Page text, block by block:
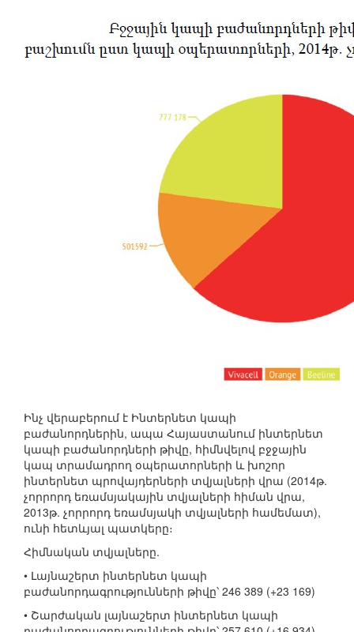
Ինչ վերաբերում է Ինտերնետ կապի
բաժանորդներին, ապա Հայաստանում ինտերնետ
կապի բաժանորդների թիվը, հիմնվելով բջջային
կապ տրամադրող օպերատորների և խոշոր
ինտերնետ պրովայդերների տվյալների վրա (2014թ.
չորրորդ եռամսյակային տվյալների հիման վրա,
2013թ. չորրորդ եռամսյակի տվյալների համեմատ),
ունի հետևյալ պատկերը։
Հիմնական տվյալները.
• Լայնաշերտ ինտերնետ կապի
բաժանորդագրությունների թիվը՝ 246 389 (+23 169)
• Շարժական լայնաշերտ ինտերնետ կապի